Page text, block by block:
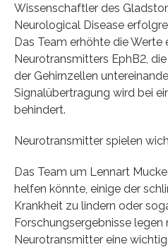
Wissenschaftler des
Neurological Disease
Das Team erhöhte die Werte
Neurotransmitters EphB2,
der Gehirnzellen
Signalübertragung wird bei
behindert.
Neurotransmitter spielen
Das Team um Lennart
helfen könnte, einige der
Krankheit zu lindern oder
Forschungsergebnisse legen
Neurotransmitter eine